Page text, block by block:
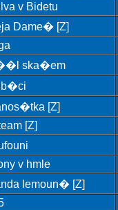
v Bidetu
Dame� [Z]
ska�em
[Z]
[Z]
v hmle
lemoun� [Z]